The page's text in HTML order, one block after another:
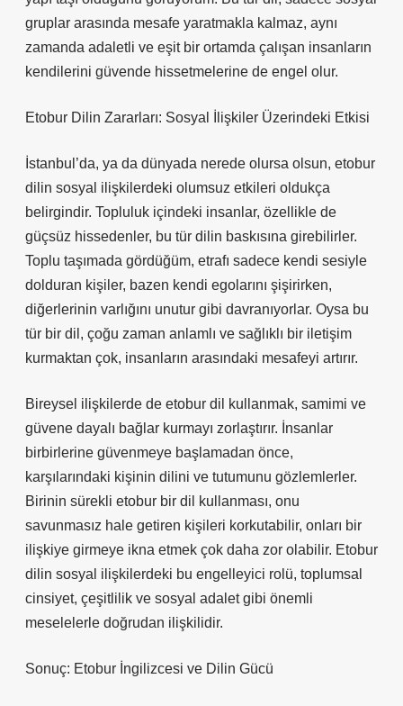
gruplar arasında mesafe yaratmakla kalmaz, aynı
zamanda adaletli ve eşit bir ortamda çalışan insanların
kendilerini güvende hissetmelerine de engel olur.
Etobur Dilin Zararları: Sosyal İlişkiler Üzerindeki Etkisi
İstanbul’da, ya da dünyada nerede olursa olsun, etobur
dilin sosyal ilişkilerdeki olumsuz etkileri oldukça
belirgindir. Topluluk içindeki insanlar, özellikle de
güçsüz hissedenler, bu tür dilin baskısına girebilirler.
Toplu taşımada gördüğüm, etrafı sadece kendi sesiyle
dolduran kişiler, bazen kendi egolarını şişirirken,
diğerlerinin varlığını unutur gibi davranıyorlar. Oysa bu
tür bir dil, çoğu zaman anlamlı ve sağlıklı bir iletişim
kurmaktan çok, insanların arasındaki mesafeyi artırır.
Bireysel ilişkilerde de etobur dil kullanmak, samimi ve
güvene dayalı bağlar kurmayı zorlaştırır. İnsanlar
birbirlerine güvenmeye başlamadan önce,
karşılarındaki kişinin dilini ve tutumunu gözlemlerler.
Birinin sürekli etobur bir dil kullanması, onu
savunmasız hale getiren kişileri korkutabilir, onları bir
ilişkiye girmeye ikna etmek çok daha zor olabilir. Etobur
dilin sosyal ilişkilerdeki bu engelleyici rolü, toplumsal
cinsiyet, çeşitlilik ve sosyal adalet gibi önemli
meselelerle doğrudan ilişkilidir.
Sonuç: Etobur İngilizcesi ve Dilin Gücü